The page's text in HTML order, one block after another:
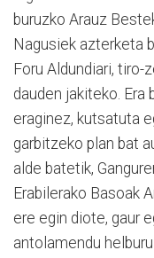
buruzko Arauz
Nagusiek azterketa
Foru Aldundiari, tiro-
dauden jakiteko. Era
eraginez, kutsatuta
garbitzeko plan bat
alde batetik,
Erabilerako Basoak
ere egin diote, gaur
antolamendu